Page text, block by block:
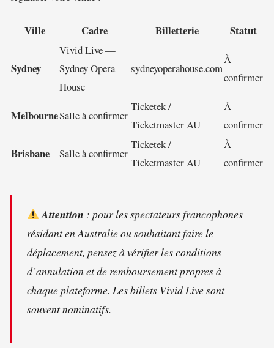
Ville Cadre Billetterie Statut
Sydney
Vivid Live —
Sydney Opera
House
sydneyoperahouse.com
À
confirmer
MelbourneSalle à confirmer
Ticketek /
Ticketmaster AU
À
confirmer
Brisbane Salle à confirmer
Ticketek /
Ticketmaster AU
À
confirmer
Attention : pour les spectateurs francophones
résidant en Australie ou souhaitant faire le
déplacement, pensez à vérifier les conditions
d’annulation et de remboursement propres à
chaque plateforme. Les billets Vivid Live sont
souvent nominatifs.